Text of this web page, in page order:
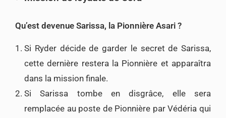
Qu’est devenue Sarissa, la Pionnière Asari ?
Si Ryder décide de garder le secret de Sarissa,
cette dernière restera la Pionnière et apparaîtra
dans la mission finale.
Si Sarissa tombe en disgrâce, elle sera
remplacée au poste de Pionnière par Védéria qui